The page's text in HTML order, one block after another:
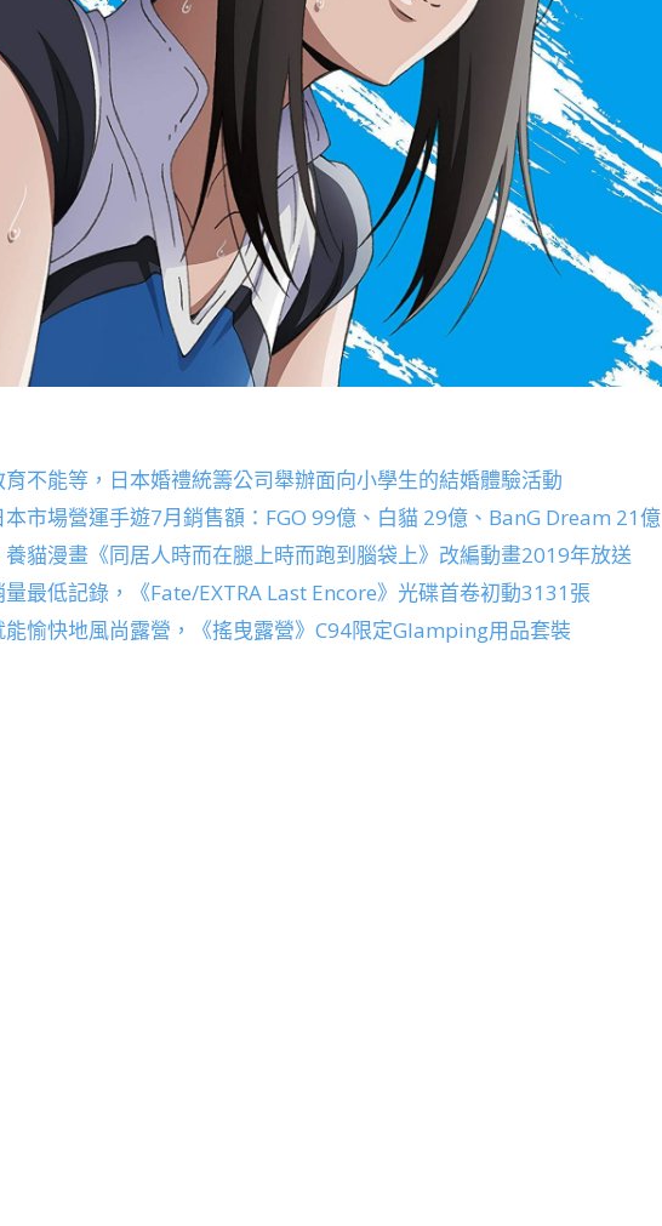
不能等，日本婚禮統籌公司舉辦面向小學生的結婚體驗活動
本市場營運手遊7月銷售額：FGO 99億、白貓 29億、BanG Dream 21億
貓漫畫《同居人時而在腿上時而跑到腦袋上》改編動畫2019年放送
最低記錄，《Fate/EXTRA Last Encore》光碟首卷初動3131張
能愉快地風尚露營，《搖曳露營》C94限定Glamping用品套裝